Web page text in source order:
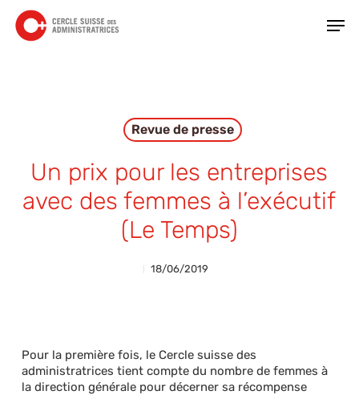
main
Revue de presse
Un prix pour les entreprises
avec des femmes à l’exécutif
(Le Temps)
18/06/2019
Pour la première fois, le Cercle suisse des
administratrices tient compte du nombre de femmes à
la direction générale pour décerner sa récompense